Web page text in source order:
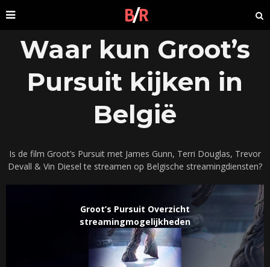
Waar kun Groot’s
Pursuit kijken in
België
Is de film Groot’s Pursuit met James Gunn, Terri Douglas, Trevor
Devall & Vin Diesel te streamen op Belgische streamingdiensten?
Groot’s Pursuit Overzicht
streamingmogelijkheden